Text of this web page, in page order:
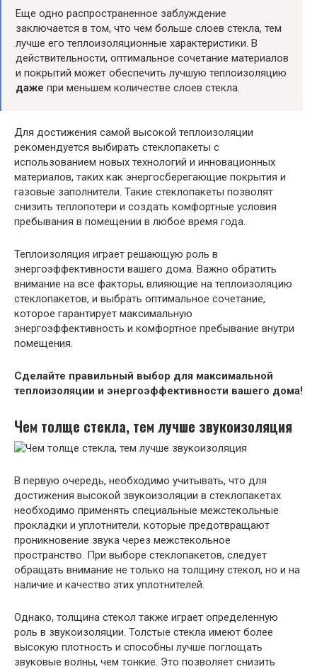
Еще одно распространенное заблуждение
заключается в том, что чем больше слоев стекла, тем
лучше его теплоизоляционные характеристики. В
действительности, оптимальное сочетание материалов
и покрытий может обеспечить лучшую теплоизоляцию
даже при меньшем количестве слоев стекла.
Для достижения самой высокой теплоизоляции
рекомендуется выбирать стеклопакеты с
использованием новых технологий и инновационных
материалов, таких как энергосберегающие покрытия и
газовые заполнители. Такие стеклопакеты позволят
снизить теплопотери и создать комфортные условия
пребывания в помещении в любое время года.
Теплоизоляция играет решающую роль в
энергоэффективности вашего дома. Важно обратить
внимание на все факторы, влияющие на теплоизоляцию
стеклопакетов, и выбрать оптимальное сочетание,
которое гарантирует максимальную
энергоэффективность и комфортное пребывание внутри
помещения.
Сделайте правильный выбор для максимальной
теплоизоляции и энергоэффективности вашего дома!
Чем толще стекла, тем лучше звукоизоляция
В первую очередь, необходимо учитывать, что для
достижения высокой звукоизоляции в стеклопакетах
необходимо применять специальные межстекольные
прокладки и уплотнители, которые предотвращают
проникновение звука через межстекольное
пространство. При выборе стеклопакетов, следует
обращать внимание не только на толщину стекол, но и на
наличие и качество этих уплотнителей.
Однако, толщина стекол также играет определенную
роль в звукоизоляции. Толстые стекла имеют более
высокую плотность и способны лучше поглощать
звуковые волны, чем тонкие. Это позволяет снизить